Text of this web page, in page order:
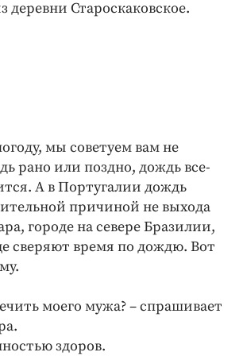
деревни Староскаковское.
мы советуем вам не
рано или поздно, дождь все-
А в Португалии дождь
причиной не выхода
городе на севере Бразилии,
сверяют время по дождю. Вот
моего мужа? – спрашивает
здоров.